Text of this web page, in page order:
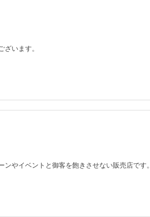
います。
やイベントと御客を飽きさせない販売店です。